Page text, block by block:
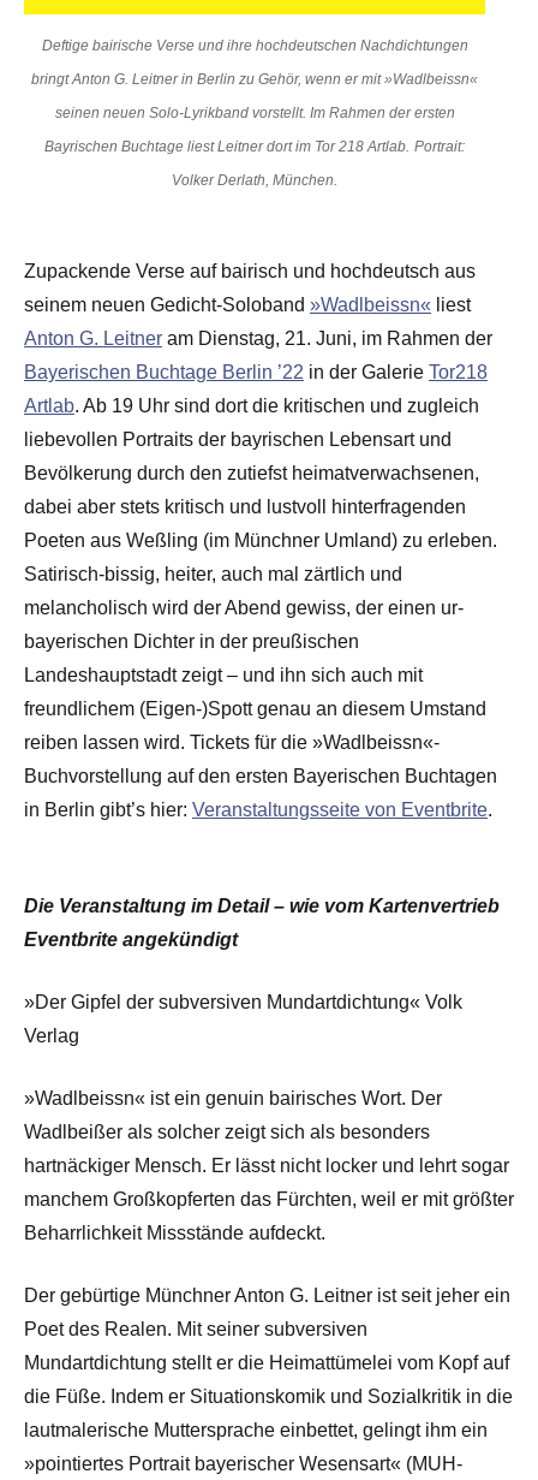
Deftige bairische Verse und ihre hochdeutschen Nachdichtungen
bringt Anton G. Leitner in Berlin zu Gehör, wenn ermit »Wadlbeissn«
seinen neuen Solo-Lyrikband vorstellt. Im Rahmen der ersten
Bayrischen Buchtage liest Leitner dort im Tor 218 Artlab. Portrait:
Volker Derlath, München.
Zupackende Verse auf bairisch und hochdeutsch aus
seinem neuen Gedicht-Soloband »Wadlbeissn« liest
Anton G. Leitner am Dienstag, 21. Juni, im Rahmen der
Bayerischen Buchtage Berlin ’22 in der Galerie Tor218
Artlab. Ab 19 Uhr sind dort die kritischen und zugleich
liebevollen Portraits der bayrischen Lebensart und
Bevölkerung durch den zutiefst heimatverwachsenen,
dabei aber stets kritisch und lustvoll hinterfragenden
Poeten aus Weßling (im Münchner Umland) zu erleben.
Satirisch-bissig, heiter, auch mal zärtlich und
melancholisch wird der Abend gewiss, der einen ur-
bayerischen Dichter in der preußischen
Landeshauptstadt zeigt – und ihn sich auch mit
freundlichem (Eigen-)Spott genau an diesem Umstand
reiben lassen wird. Tickets für die »Wadlbeissn«-
Buchvorstellung auf den ersten Bayerischen Buchtagen
in Berlin gibt’s hier: Veranstaltungsseite von Eventbrite.
Die Veranstaltung im Detail – wie vom Kartenvertrieb
Eventbrite angekündigt
»Der Gipfel der subversiven Mundartdichtung« Volk
Verlag
»Wadlbeissn« ist ein genuin bairisches Wort. Der
Wadlbeißer als solcher zeigt sich als besonders
hartnäckiger Mensch. Er lässt nicht locker und lehrt sogar
manchem Großkopferten das Fürchten, weil er mit größter
Beharrlichkeit Missstände aufdeckt.
Der gebürtige Münchner Anton G. Leitner ist seit jeher ein
Poet des Realen. Mit seiner subversiven
Mundartdichtung stellt er die Heimattümelei vom Kopf auf
die Füße. Indem er Situationskomik und Sozialkritik in die
lautmalerische Muttersprache einbettet, gelingt ihm ein
»pointiertes Portrait bayerischer Wesensart« (MUH-